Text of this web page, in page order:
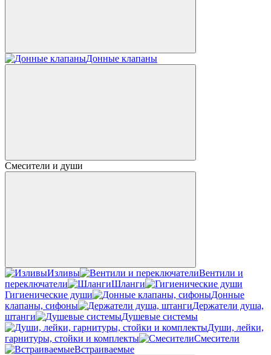
Донные клапаны
Смесители и души
Изливы
Вентили и
переключатели
Шланги
Гигиенические души
Донные
клапаны, сифоны
Держатели душа,
штанги
Душевые системы
Души, лейки,
гарнитуры, стойки и комплекты
Смесители
Встраиваемые